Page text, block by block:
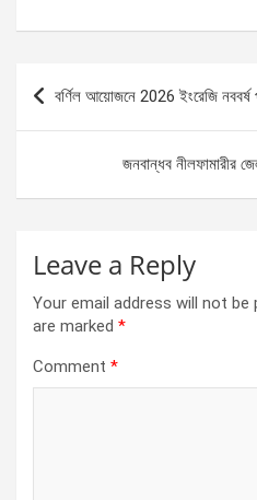
ce
b
o
se
g
er
at
s
A
p
p
ar
e
Post
navigation
বর্ণিল আয়োজনে 2026 ইংরেজি নববর্ষ
জনবান্ধব নীলফামারীর
Leave a Reply
Your email address will not be
are marked *
Comment *